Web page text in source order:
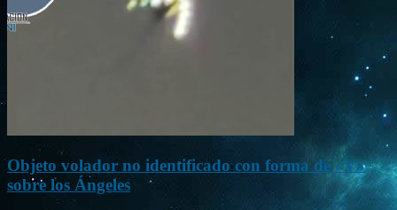
Objeto volador no identificado con forma de «V»
sobre los Ángeles